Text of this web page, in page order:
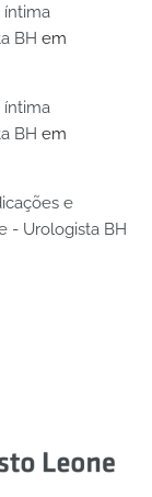
BH em
BH em
e
- Urologista BH